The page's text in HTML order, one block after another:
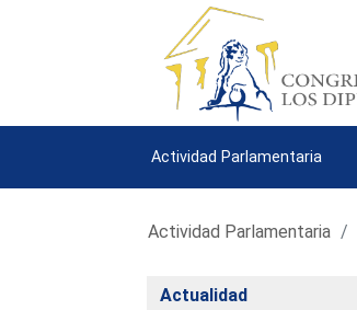
Actividad Parlamentaria
Actividad Parlamentaria
Actualidad